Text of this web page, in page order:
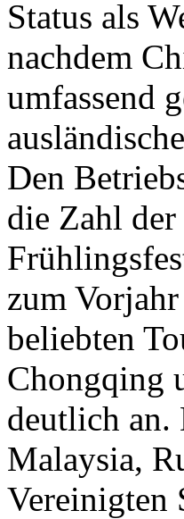
Status als
nachdem
umfassend
Den
die Zahl der
zum
beliebten
Chongqing
deutlich an.
Malaysia,
Vereinigten